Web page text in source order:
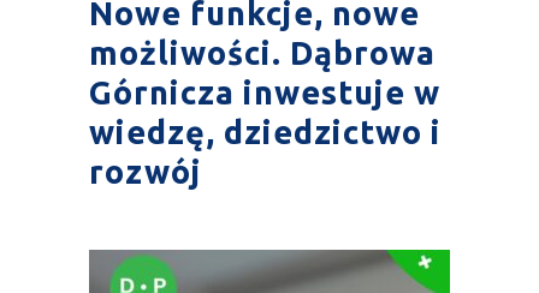
Nowe funkcje, nowe
możliwości. Dąbrowa
Górnicza inwestuje w
wiedzę, dziedzictwo i
rozwój